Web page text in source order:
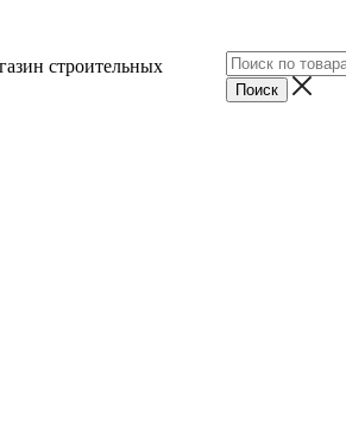
строительных